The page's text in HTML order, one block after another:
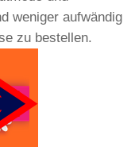
weniger aufwändig
zu bestellen.